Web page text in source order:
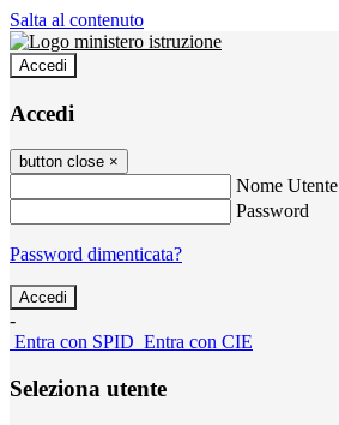
Salta al contenuto
Accedi
Accedi
button close ×
Nome Utente
Password
Password dimenticata?
-
Entra con SPID Entra con CIE
Seleziona utente